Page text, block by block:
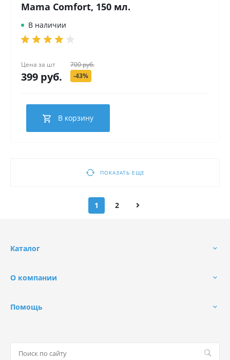
Mama Comfort, 150 мл.
В наличии
Цена за шт
399 руб.
700 руб.
-43%
В корзину
ПОКАЗАТЬ ЕЩЕ
1 2
Каталог
О компании
Помощь